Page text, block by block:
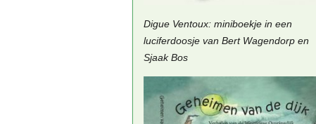
Digue Ventoux: miniboekje in een
luciferdoosje van Bert Wagendorp en
Sjaak Bos